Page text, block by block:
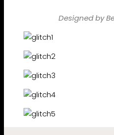
Designed by